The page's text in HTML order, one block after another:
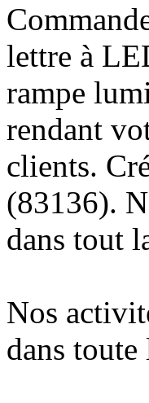
lettre à
rampe
rendant
clients.
(83136).
dans tout
Nos
dans toute